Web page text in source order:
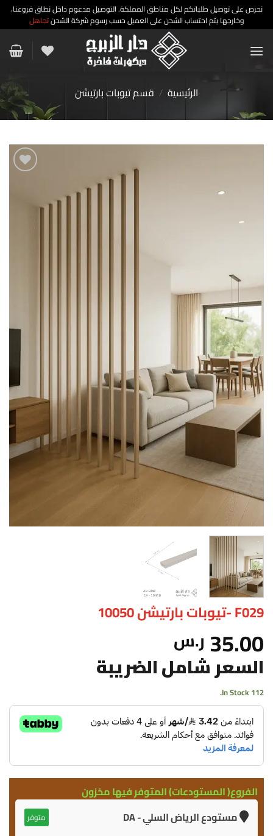
نحرص على توصيل طلباتكم لكل مناطق المملكة. التوصيل مدعوم داخل نطاق فروعنا،
وخارجها يتم احتساب الشحن على العميل حسب رسوم شركة الشحنتجاهل
للمحتوى
الرئيسية / قسم تيوبات بارتيشن
F029 -تيوبات بارتيشن 10050
35.00 ر.س
السعر شامل الضريبة
112 In Stock.
الفروع( المستودعات) المتوفر فيها مخزون
مستودع الرياض السلي - DA
متوفر